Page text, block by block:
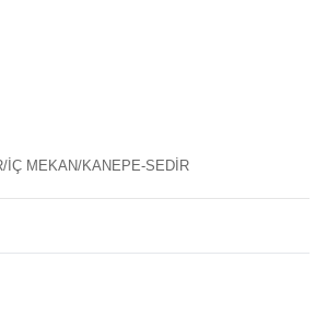
İÇ MEKAN/KANEPE-SEDİR